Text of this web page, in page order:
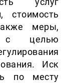
стоимость
меры,
с целью
Иск
по месту